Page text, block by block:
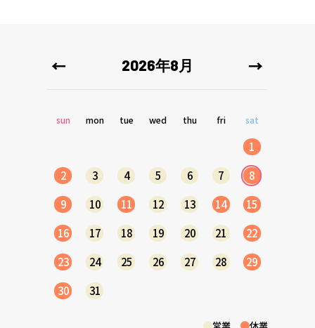
2026年8月
sun mon tue wed thu fri sat
1
2
3 4 5 6 7
8
9
10 11 12 13 14
15
16
17 18 19 20 21
22
23
24 25 26 27 28
29
30
31